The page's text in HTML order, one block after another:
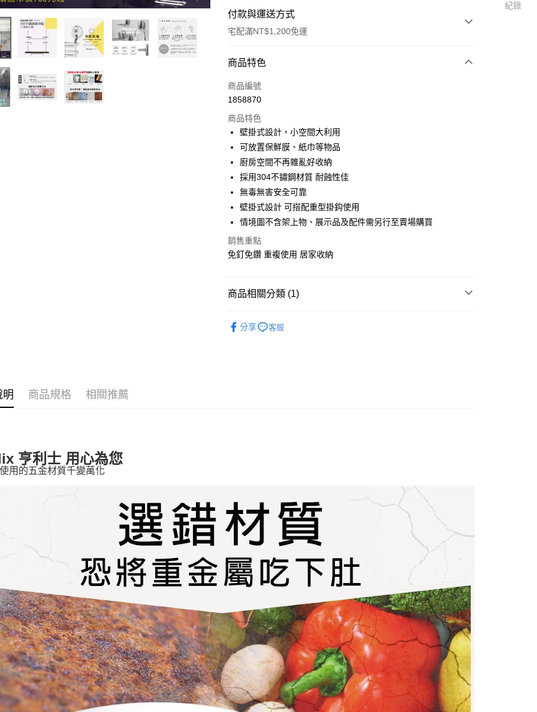
付款與運送方式
宅配滿NT$1,200免運
付款方式
信用卡一次付款
Apple Pay
街口支付
悠遊付
ATM付款
宅配
商品特色
商品編號
1858870
商品特色
壁掛式設計，小空間大利用
可放置保鮮膜、紙巾等物品
廚房空間不再雜亂好收納
採用304不鏽鋼材質 耐蝕性佳
無毒無害安全可靠
壁掛式設計 可搭配重型掛鈎使用
情境圖不含架上物、展示品及配件需另行至賣場購買
銷售重點
免釘免鑽 重複使用 居家收納
商品相關分類 (1)
分享
客服
明 商品規格 相關推薦
亨利士 用心為您
用的五金材質千變萬化
紀錄